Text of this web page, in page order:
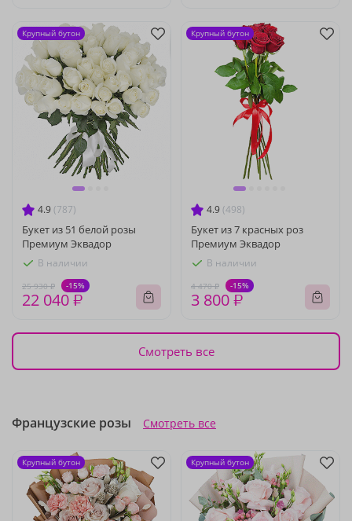
4.9 (787)
Букет из 51 белой розы
Премиум Эквадор
В наличии
25 930 ₽ -15%
22 040 ₽
Крупный бутон
4.9 (498)
Букет из 7 красных роз
Премиум Эквадор
В наличии
4 470 ₽ -15%
3 800 ₽
Крупный бутон
Смотреть все
Французские розы Смотреть все
Крупный бутон Крупный бутон